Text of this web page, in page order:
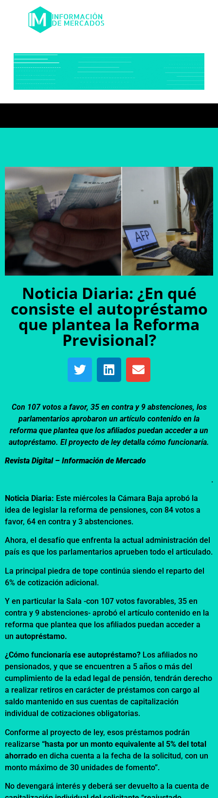
Noticia Diaria: ¿En qué
consiste el autopréstamo
que plantea la Reforma
Previsional?
Con 107 votos a favor, 35 en contra y 9 abstenciones, los
parlamentarios aprobaron un artículo contenido en la
reforma que plantea que los afiliados puedan acceder a un
autopréstamo. El proyecto de ley detalla cómo funcionaría.
Revista Digital – Información de Mercado
.
Noticia Diaria: Este miércoles la Cámara Baja aprobó la
idea de legislar la reforma de pensiones, con 84 votos a
favor, 64 en contra y 3 abstenciones.
Ahora, el desafío que enfrenta la actual administración del
país es que los parlamentarios aprueben todo el articulado.
La principal piedra de tope continúa siendo el reparto del
6% de cotización adicional.
Y en particular la Sala -con 107 votos favorables, 35 en
contra y 9 abstenciones- aprobó el artículo contenido en la
reforma que plantea que los afiliados puedan acceder a
un autopréstamo.
¿Cómo funcionaría ese autopréstamo? Los afiliados no
pensionados, y que se encuentren a 5 años o más del
cumplimiento de la edad legal de pensión, tendrán derecho
a realizar retiros en carácter de préstamos con cargo al
saldo mantenido en sus cuentas de capitalización
individual de cotizaciones obligatorias.
Conforme al proyecto de ley, esos préstamos podrán
realizarse “hasta por un monto equivalente al 5% del total
ahorrado en dicha cuenta a la fecha de la solicitud, con un
monto máximo de 30 unidades de fomento”.
No devengará interés y deberá ser devuelto a la cuenta de